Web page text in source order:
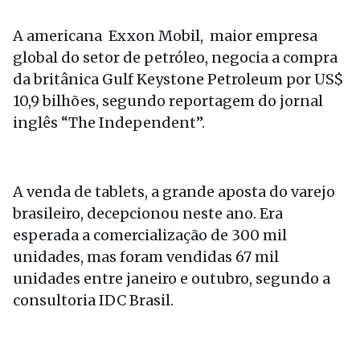
A americana Exxon Mobil, maior empresa
global do setor de petróleo, negocia a compra
da britânica Gulf Keystone Petroleum por US$
10,9 bilhões, segundo reportagem do jornal
inglês “The Independent”.
A venda de tablets, a grande aposta do varejo
brasileiro, decepcionou neste ano. Era
esperada a comercialização de 300 mil
unidades, mas foram vendidas 67 mil
unidades entre janeiro e outubro, segundo a
consultoria IDC Brasil.